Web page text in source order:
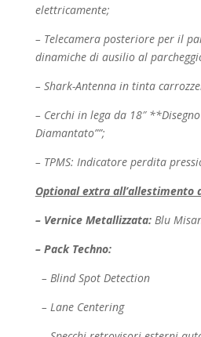
elettricamente;
– Telecamera posteriore per il
dinamiche di ausilio al
– Shark-Antenna in tinta
– Cerchi in lega da 18″
Diamantato””;
– TPMS: Indicatore perdita
Optional extra all’allestimento
– Vernice Metallizzata: Blu
– Pack Techno:
– Blind Spot Detection
– Lane Centering